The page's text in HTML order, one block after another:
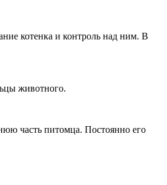
котенка и контроль над ним. В
животного.
часть питомца. Постоянно его